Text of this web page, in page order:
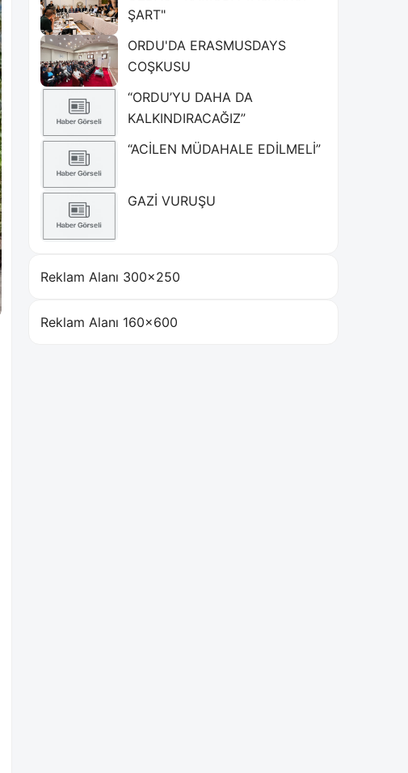
ŞART"
ORDU'DA ERASMUSDAYS
COŞKUSU
“ORDU’YU DAHA DA
KALKINDIRACAĞIZ”
“ACİLEN MÜDAHALE EDİLMELİ”
GAZİ VURUŞU
Reklam Alanı 300×250
Reklam Alanı 160×600